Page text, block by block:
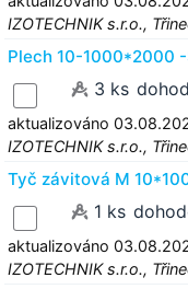
IZOTECHNIK s.r.o.,
Plech 10-1000*2000
3 ks
aktualizováno
IZOTECHNIK s.r.o.,
Tyč závitová M
1 ks
aktualizováno
IZOTECHNIK s.r.o.,